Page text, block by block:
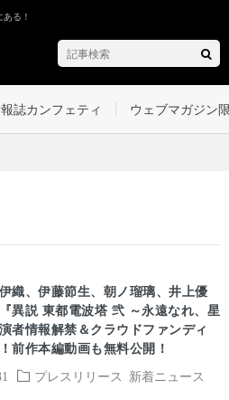
る！
誌カンフェティ ウェブマガジン
プレスリリース 新着ニュース
織、伊藤節生、朝ノ瑠璃、井上優
異説 東都電波塔 弐 ～永遠なれ、星
者情報解禁＆クラウドファンディ
前作本編動画も無料公開！